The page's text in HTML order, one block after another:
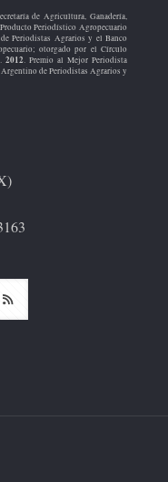
de Agricultura, Ganadería,
Periodístico Agropecuario
Periodistas Agrarios y el Banco
otorgado por el Círculo
2012. Premio al Mejor Periodista
de Periodistas Agrarios y